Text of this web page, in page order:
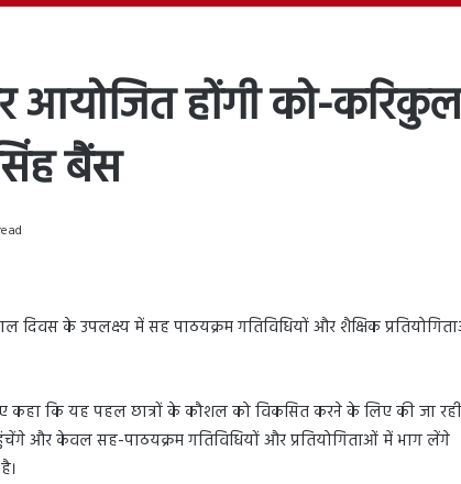
होंगी को-
बैंस
दिवस के उपलक्ष्य में सह पाठयक्रम गतिविधियों और शैक्षिक
कहा कि यह पहल छात्रों के कौशल को विकसित करने के लिए की जा
और केवल सह-पाठयक्रम गतिविधियों और प्रतियोगिताओं में भाग लेंगे